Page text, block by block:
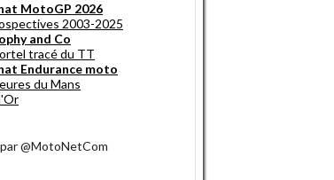
MotoGP 2026
2003-2025
and Co
tracé du TT
Endurance moto
du Mans
@MotoNetCom